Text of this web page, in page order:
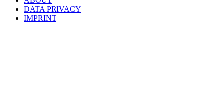
DATA PRIVACY
IMPRINT